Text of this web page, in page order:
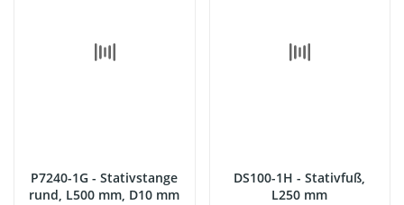
P7240-1G - Stativstange
rund, L500 mm, D10 mm
DS100-1H - Stativfuß,
L250 mm